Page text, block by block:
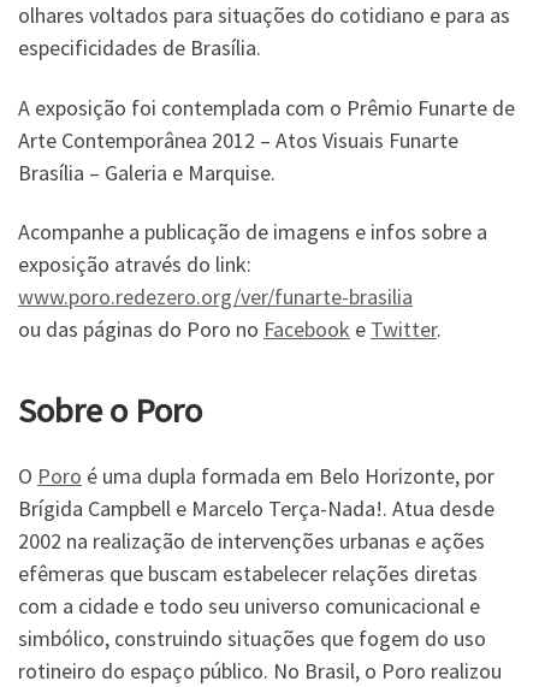
olhares voltados para situações do cotidiano e para as
especificidades de Brasília.
A exposição foi contemplada com o Prêmio Funarte de
Arte Contemporânea 2012 – Atos Visuais Funarte
Brasília – Galeria e Marquise.
Acompanhe a publicação de imagens e infos sobre a
exposição através do link:
www.poro.redezero.org/ver/funarte-brasilia
ou das páginas do Poro no Facebook e Twitter.
Sobre o Poro
O Poro é uma dupla formada em Belo Horizonte, por
Brígida Campbell e Marcelo Terça-Nada!. Atua desde
2002 na realização de intervenções urbanas e ações
efêmeras que buscam estabelecer relações diretas
com a cidade e todo seu universo comunicacional e
simbólico, construindo situações que fogem do uso
rotineiro do espaço público. No Brasil, o Poro realizou